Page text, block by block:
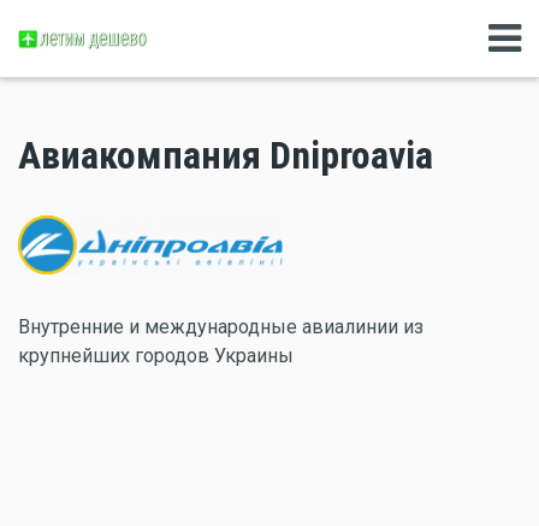
Авиакомпания Dniproavia
Внутренние и международные авиалинии из
крупнейших городов Украины